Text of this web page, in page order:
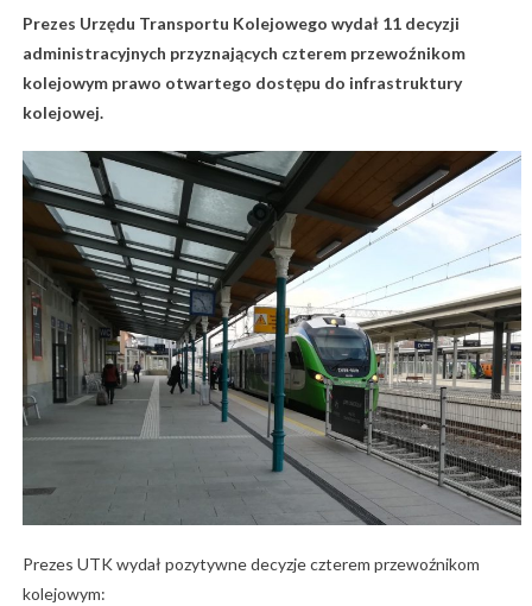
Prezes Urzędu Transportu Kolejowego wydał 11 decyzji
administracyjnych przyznających czterem przewoźnikom
kolejowym prawo otwartego dostępu do infrastruktury
kolejowej.
Prezes UTK wydał pozytywne decyzje czterem przewoźnikom
kolejowym: